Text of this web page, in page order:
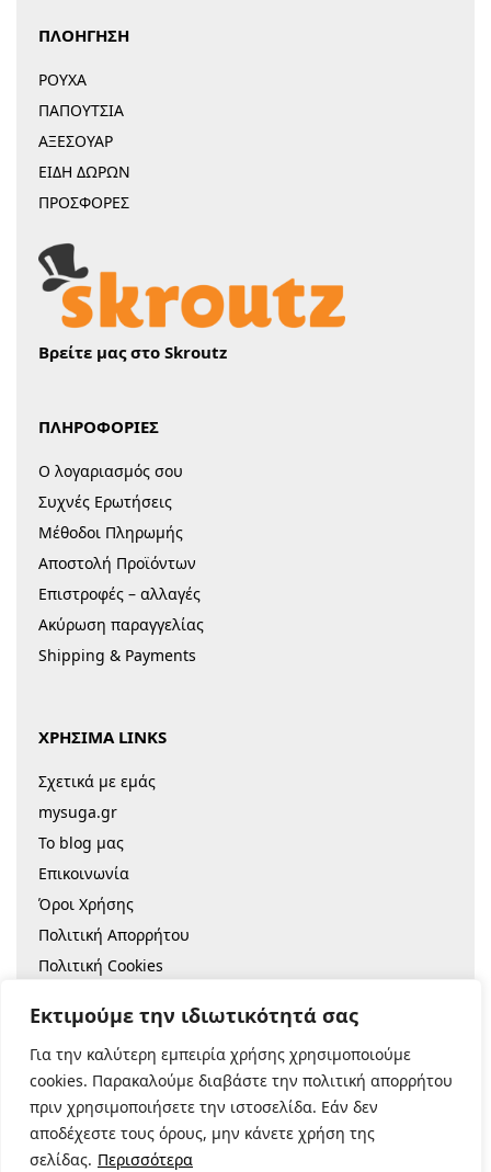
Εκτιμούμε την ιδιωτικότητά σας
Για την καλύτερη εμπειρία χρήσης χρησιμοποιούμε
cookies. Παρακαλούμε διαβάστε την πολιτική απορρήτου
πριν χρησιμοποιήσετε την ιστοσελίδα. Εάν δεν
αποδέχεστε τους όρους, μην κάνετε χρήση της
σελίδας. Περισσότερα
ΠΛΟΗΓΗΣΗ
ΡΟΥΧΑ
ΠΑΠΟΥΤΣΙΑ
ΑΞΕΣΟΥΑΡ
ΕΙΔΗ ΔΩΡΩΝ
ΠΡΟΣΦΟΡΕΣ
Βρείτε μας στο Skroutz
ΠΛΗΡΟΦΟΡΙΕΣ
Ο λογαριασμός σου
Συχνές Ερωτήσεις
Μέθοδοι Πληρωμής
Αποστολή Προϊόντων
Επιστροφές – αλλαγές
Ακύρωση παραγγελίας
Shipping & Payments
ΧΡΗΣΙΜΑ LINKS
Σχετικά με εμάς
mysuga.gr
Το blog μας
Επικοινωνία
Όροι Χρήσης
Πολιτική Απορρήτου
Πολιτική Cookies
© 2022 |Κατασκευή Eshop
Ασφαλείς Πληρωμές: